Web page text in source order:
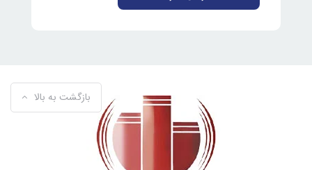
بازگشت به بالا